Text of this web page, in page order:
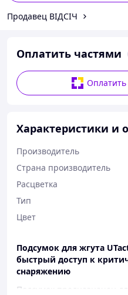
Продавец ВІДСІЧ
Оплатить частями
Оплатить
Характеристики и
Производитель
Страна производитель
Расцветка
Тип
Цвет
Подсумок для жгута
быстрый доступ к
снаряжению
Подсумок предназначен